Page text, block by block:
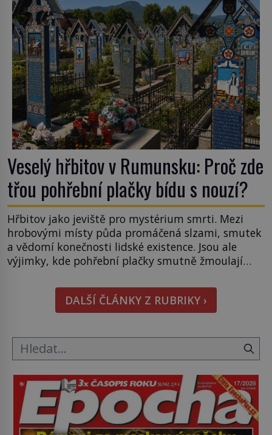
Veselý hřbitov v Rumunsku: Proč zde
třou pohřební plačky bídu s nouzí?
Hřbitov jako jeviště pro mystérium smrti. Mezi
hrobovými místy půda promáčená slzami, smutek
a vědomí konečnosti lidské existence. Jsou ale
výjimky, kde pohřební plačky smutně žmoulají
pohledu na výši vyměřené podpory
v nezaměstnanosti. Kam vás pozveme? Unikátní
hřbitov, který si vysloužil název „Veselý“, najdeme
DALŠÍ ČLÁNKY Z RUBRIKY ›